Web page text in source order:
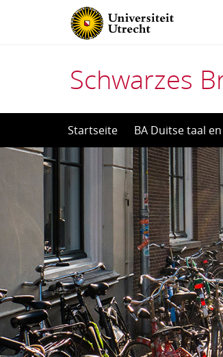
Schwarzes
naar
Startseite BA Duitse taal